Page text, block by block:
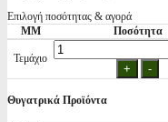
Επιλογή ποσότητας & αγορά
ΜΜ
Ποσότητα
Τεμάχιο
Θυγατρικά Προϊόντα